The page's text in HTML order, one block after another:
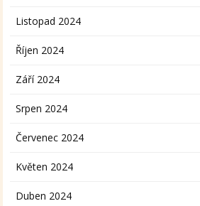
Listopad 2024
Říjen 2024
Září 2024
Srpen 2024
Červenec 2024
Květen 2024
Duben 2024